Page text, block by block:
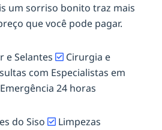
um sorriso bonito traz mais
que você pode pagar.
e Selantes
Cirurgia e
com Especialistas em
Emergência 24 horas
do Siso
Limpezas